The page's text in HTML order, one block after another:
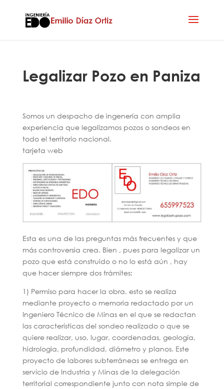
Legalizar Pozo en Paniza
Somos un despacho de ingenería con amplia
experiencia que legalizamos pozos o sondeos en
todo el territorio nacional.
tarjeta web
Esta es una de las preguntas más frecuentes y que
más controversia crea. Bien , pues para legalizar un
pozo que está construido o no lo está aún , hay
que hacer siempre dos trámites:
1) Permiso para hacer la obra, esto se realiza
mediante proyecto o memoria redactado por un
Ingeniero Técnico de Minas en el que se redactan
las características del sondeo realizado o que se
quiere realizar, uso, lugar, coordenadas, geología,
hidrologia, profundidad, diámetro y planos. Este
proyecto de labores subterráneas se entrega en
servicio de Industria y Minas de la delegación
territorial correspondiente junto con nota simple de